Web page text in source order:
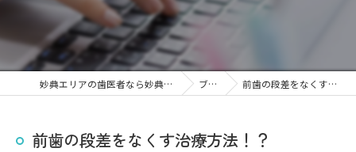
妙典エリアの歯医者なら妙典歯科Nクリニック ブログ 前歯の段差をなくす治療方法！？
前歯の段差をなくす治療方法！？